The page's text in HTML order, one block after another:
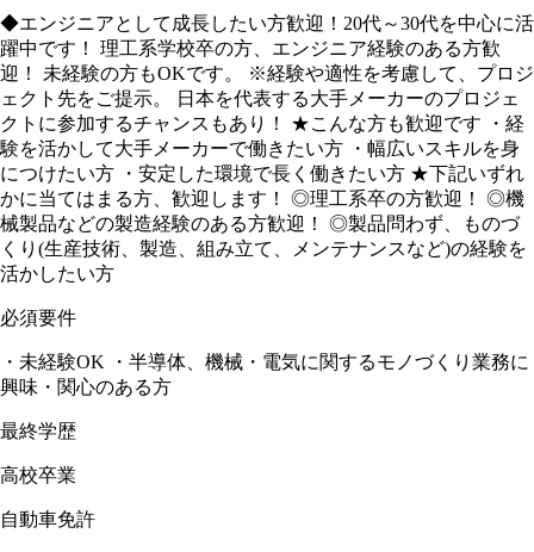
◆エンジニアとして成長したい方歓迎！20代～30代を中心に活
躍中です！ 理工系学校卒の方、エンジニア経験のある方歓
迎！ 未経験の方もOKです。 ※経験や適性を考慮して、プロジ
ェクト先をご提示。 日本を代表する大手メーカーのプロジェ
クトに参加するチャンスもあり！ ★こんな方も歓迎です ・経
験を活かして大手メーカーで働きたい方 ・幅広いスキルを身
につけたい方 ・安定した環境で長く働きたい方 ★下記いずれ
かに当てはまる方、歓迎します！ ◎理工系卒の方歓迎！ ◎機
械製品などの製造経験のある方歓迎！ ◎製品問わず、ものづ
くり(生産技術、製造、組み立て、メンテナンスなど)の経験を
活かしたい方
必須要件
・未経験OK ・半導体、機械・電気に関するモノづくり業務に
興味・関心のある方
最終学歴
高校卒業
自動車免許